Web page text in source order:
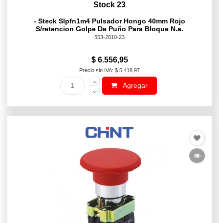
Stock 23
- Steck Slpfn1m4 Pulsador Hongo 40mm Rojo
S/retencion Golpe De Puño Para Bloque N.a.
553-2010-23
$ 6.556,95
Precio sin IVA: $ 5.418,97
Agregar